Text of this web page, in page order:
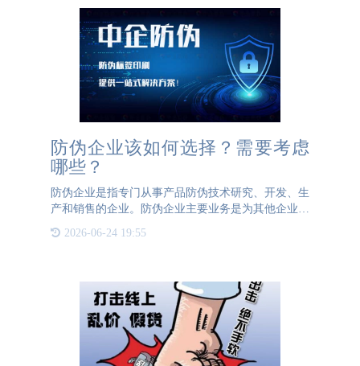
防伪企业该如何选择？需要考虑
哪些？
防伪企业是指专门从事产品防伪技术研究、开发、生
产和销售的企业。防伪企业主要业务是为其他企业提
供防伪技术及相关解决方案，从而保护原企业品牌形
象和产品的知识产权，同时减少假冒伪劣产品的流通
2026-06-24 19:55